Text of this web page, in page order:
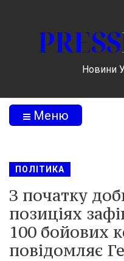
PRESS
Новини
Меню
ПОЛІТИКА
З початку
позиціях
100 бойових
повідомляє